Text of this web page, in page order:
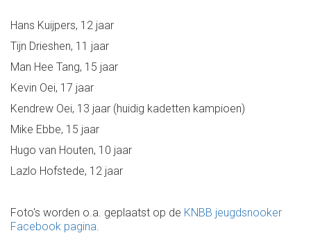
Hans Kuijpers, 12 jaar
Tijn Drieshen, 11 jaar
Man Hee Tang, 15 jaar
Kevin Oei, 17 jaar
Kendrew Oei, 13 jaar (huidig kadetten kampioen)
Mike Ebbe, 15 jaar
Hugo van Houten, 10 jaar
Lazlo Hofstede, 12 jaar
Foto's worden o.a. geplaatst op de KNBB jeugdsnooker
Facebook pagina.